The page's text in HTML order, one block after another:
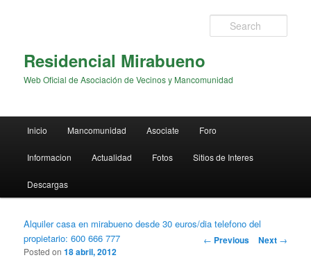
Residencial Mirabueno
Web Oficial de Asociación de Vecinos y Mancomunidad
Skip to primary content
Skip to secondary content
Inicio Mancomunidad Asociate Foro
Informacion Actualidad Fotos Sitios de Interes
Descargas
Alquiler casa en mirabueno desde 30 euros/dia telefono del
propietario: 600 666 777
Post navigation
← Previous Next →
Posted on18 abril, 2012